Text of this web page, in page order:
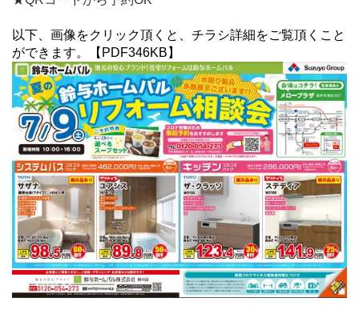
以下、画像をクリック頂くと、チラシ詳細をご覧頂くこと
ができます。【PDF346KB】